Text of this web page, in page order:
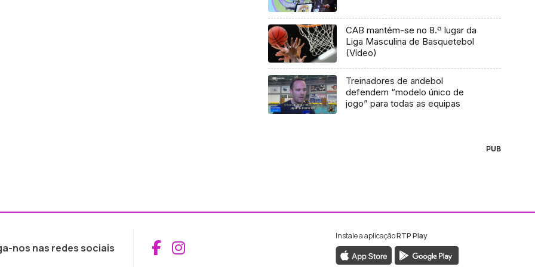
CAB mantém-se no 8.º lugar da
Liga Masculina de Basquetebol
(Vídeo)
Treinadores de andebol
defendem “modelo único de
jogo” para todas as equipas
PUB
nos nas redes sociais Aceder ao Facebook da RTP Madeira
Aceder ao Instagram da RTP Madeira
Instale a aplicaçãoRTP Play